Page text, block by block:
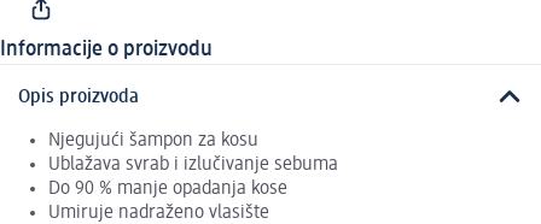
Informacije o proizvodu
Opis proizvoda
Njegujući šampon za kosu
Ublažava svrab i izlučivanje sebuma
Do 90 % manje opadanja kose
Umiruje nadraženo vlasište